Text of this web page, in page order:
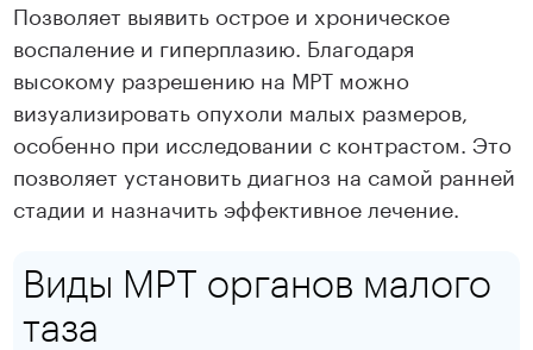
Позволяет выявить острое и хроническое
воспаление и гиперплазию. Благодаря
высокому разрешению на МРТ можно
визуализировать опухоли малых размеров,
особенно при исследовании с контрастом. Это
позволяет установить диагноз на самой ранней
стадии и назначить эффективное лечение.
Виды МРТ органов малого
таза